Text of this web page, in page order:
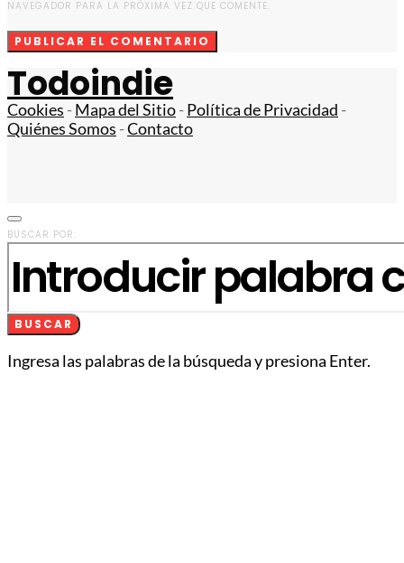
NAVEGADOR PARA LA PRÓXIMA VEZ QUE COMENTE.
Todoindie
Cookies -Mapa del Sitio-Política de Privacidad -
Quiénes Somos -Contacto
BUSCAR POR:
BUSCAR
Ingresa las palabras de la búsqueda y presiona Enter.